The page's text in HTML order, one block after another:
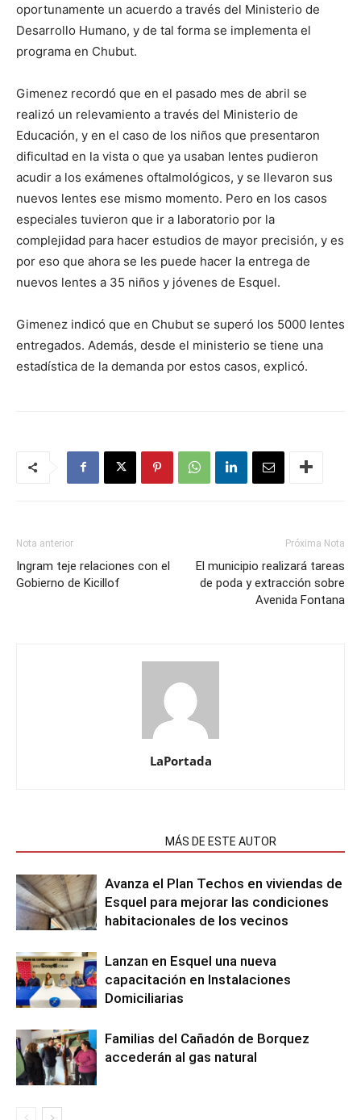
oportunamente un acuerdo a través del Ministerio de
Desarrollo Humano, y de tal forma se implementa el
programa en Chubut.
Gimenez recordó que en el pasado mes de abril se
realizó un relevamiento a través del Ministerio de
Educación, y en el caso de los niños que presentaron
dificultad en la vista o que ya usaban lentes pudieron
acudir a los exámenes oftalmológicos, y se llevaron sus
nuevos lentes ese mismo momento. Pero en los casos
especiales tuvieron que ir a laboratorio por la
complejidad para hacer estudios de mayor precisión, y es
por eso que ahora se les puede hacer la entrega de
nuevos lentes a 35 niños y jóvenes de Esquel.
Gimenez indicó que en Chubut se superó los 5000 lentes
entregados. Además, desde el ministerio se tiene una
estadística de la demanda por estos casos, explicó.
Nota anterior
Ingram teje relaciones con el
Gobierno de Kicillof
Próxima Nota
El municipio realizará tareas
de poda y extracción sobre
Avenida Fontana
LaPortada
MÁS DE ESTE AUTOR
Avanza el Plan Techos en viviendas de
Esquel para mejorar las condiciones
habitacionales de los vecinos
Lanzan en Esquel una nueva
capacitación en Instalaciones
Domiciliarias
Familias del Cañadón de Borquez
accederán al gas natural